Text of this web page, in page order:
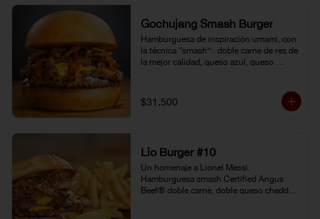
Gochujang Smash Burger
Hamburguesa de inspiración umami, con
la técnica “smash”:  doble carne de res de
la mejor calidad, queso azul, queso
gochujang (pasta coreana de chiles rojos,
soya fermentada y harina de arroz).
$31.500
Lio Burger #10
Un homenaje a Lionel Messi.
Hamburguesa smash Certified Angus
Beef® doble carne, doble queso cheddar,